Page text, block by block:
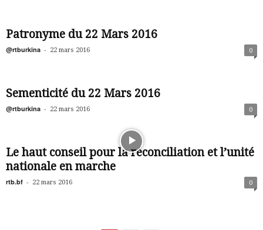
Patronyme du 22 Mars 2016
@rtburkina - 22 mars 2016 0
Sementicité du 22 Mars 2016
@rtburkina - 22 mars 2016 0
Le haut conseil pour la réconciliation et l’unité
nationale en marche
rtb.bf - 22 mars 2016 0